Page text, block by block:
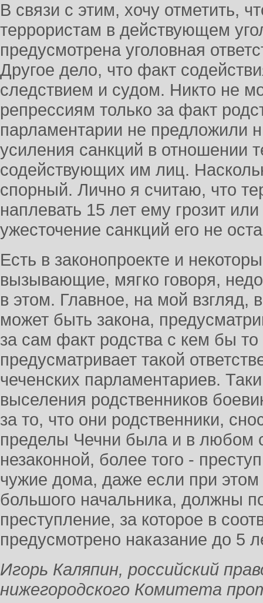
В связи с этим, хочу отметить,
террористам в действующем
предусмотрена уголовная
Другое дело, что факт
следствием и судом. Никто не
репрессиям только за факт
парламентарии не предложили
усиления санкций в отношении
содействующих им лиц.
спорный. Лично я считаю, что
наплевать 15 лет ему грозит
ужесточение санкций его не
Есть в законопроекте и
вызывающие, мягко говоря,
в этом. Главное, на мой взгляд,
может быть закона,
за сам факт родства с кем бы
предусматривает такой
чеченских парламентариев.
выселения родственников
за то, что они родственники,
пределы Чечни была и в любом
незаконной, более того -
чужие дома, даже если при
большого начальника, должны
преступление, за которое в
предусмотрено наказание до 5
Игорь Каляпин, российский
нижегородского Комитета